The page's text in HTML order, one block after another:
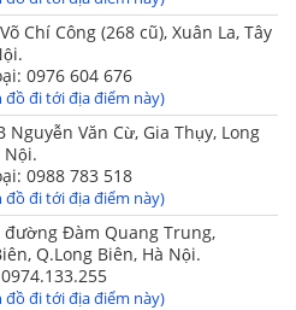
nhọn khác chọc vào tấm chăn.
3-4) để đảm bảo tuổi thọ cho
đệm điện,chăn đệm điện
Dong, Chăn đệm điện
Hanil
Chí Công (268 cũ), Xuân La, Tây
0976 604 676
đồ đi tới địa điểm này)
Nguyễn Văn Cừ, Gia Thụy, Long
Nội.
0988 783 518
đồ đi tới địa điểm này)
đường Đàm Quang Trung,
Q.Long Biên, Hà Nội.
đồ đi tới địa điểm này)